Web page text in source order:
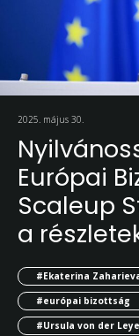
2025. május 30.
Európai
Scaleup
a
#Ekaterina
#európai bizottság
#Ursula von der